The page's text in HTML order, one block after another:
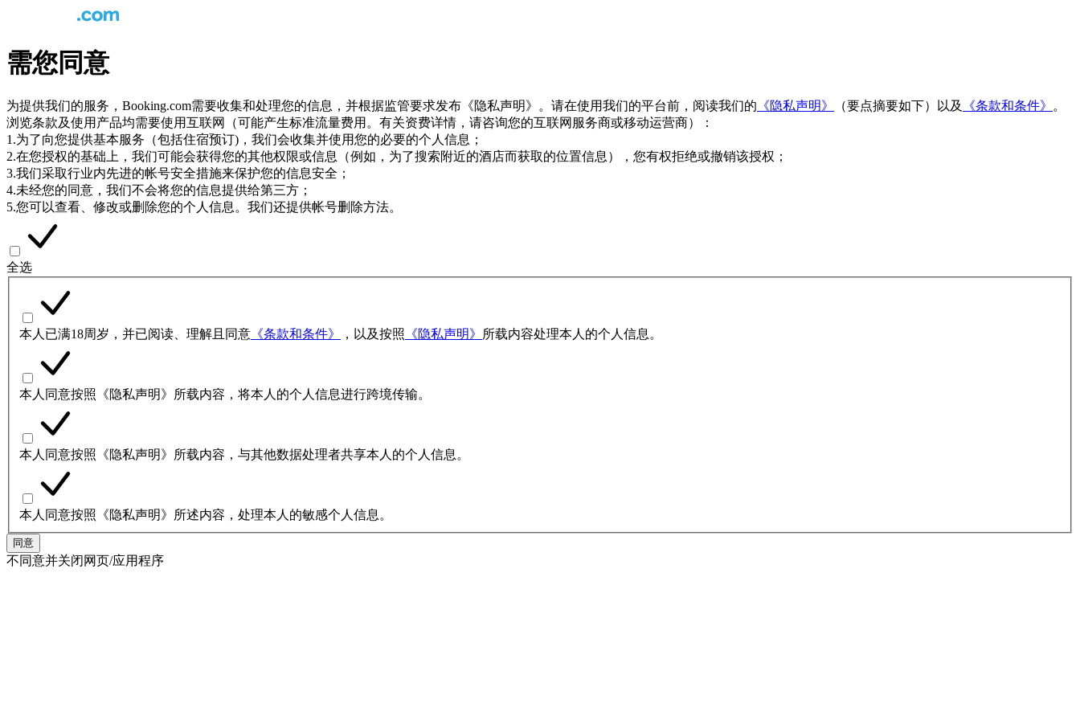
需您同意
为提供我们的服务，Booking.com需要收集和处理您的信息，并根据监管要求发布《隐私声明》。请在使用我们的平台前，阅读我们的 《隐私声明》 （要点摘要如下）以及 《条款和条件》
。
浏览条款及使用产品均需要使用互联网（可能产生标准流量费用。有关资费详情，请咨询您的互联网服务商或移动运营商）：
1.为了向您提供基本服务（包括住宿预订)，我们会收集并使用您的必要的个人信息；
2.在您授权的基础上，我们可能会获得您的其他权限或信息（例如，为了搜索附近的酒店而获取的位置信息），您有权拒绝或撤销该授权；
3.我们采取行业内先进的帐号安全措施来保护您的信息安全；
4.未经您的同意，我们不会将您的信息提供给第三方；
5.您可以查看、修改或删除您的个人信息。我们还提供帐号删除方法。
全选
本人已满18周岁，并已阅读、理解且同意 《条款和条件》 ，以及按照 《隐私声明》 所载内容处理本人的个人信息。
本人同意按照《隐私声明》所载内容，将本人的个人信息进行跨境传输。
本人同意按照《隐私声明》所载内容，与其他数据处理者共享本人的个人信息。
本人同意按照《隐私声明》所述内容，处理本人的敏感个人信息。
同意
不同意并关闭网页/应用程序